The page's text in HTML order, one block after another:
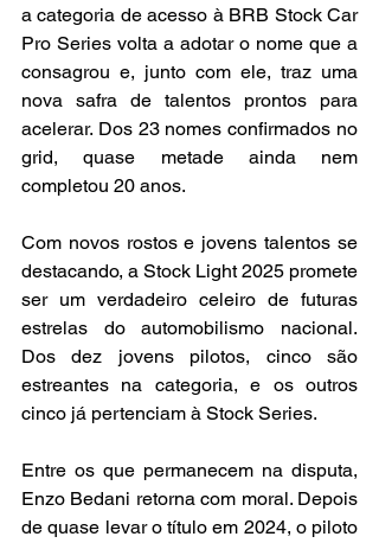
a categoria de acesso à BRB Stock Car
Pro Series volta a adotar o nome que a
consagrou e, junto com ele, traz uma
nova safra de talentos prontos para
acelerar. Dos 23 nomes confirmados no
grid, quase metade ainda nem
completou 20 anos.
Com novos rostos e jovens talentos se
destacando, a Stock Light 2025 promete
ser um verdadeiro celeiro de futuras
estrelas do automobilismo nacional.
Dos dez jovens pilotos, cinco são
estreantes na categoria, e os outros
cinco já pertenciam à Stock Series.
Entre os que permanecem na disputa,
Enzo Bedani retorna com moral. Depois
de quase levar o título em 2024, o piloto